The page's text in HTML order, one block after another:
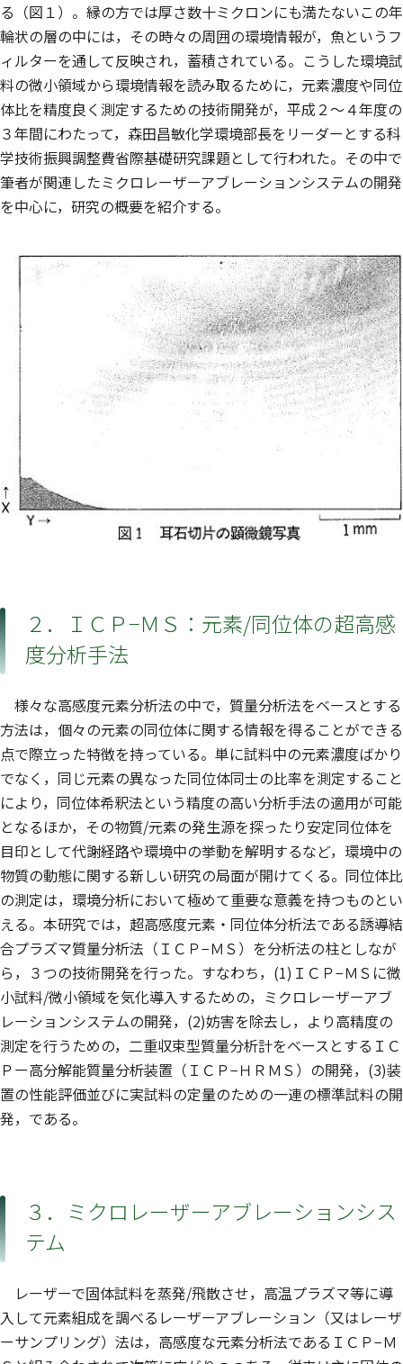
る（図１）。縁の方では厚さ数十ミクロンにも満たないこの年
輪状の層の中には，その時々の周囲の環境情報が，魚というフ
ィルターを通して反映され，蓄積されている。こうした環境試
料の微小領域から環境情報を読み取るために，元素濃度や同位
体比を精度良く測定するための技術開発が，平成２〜４年度の
３年間にわたって，森田昌敏化学環境部長をリーダーとする科
学技術振興調整費省際基礎研究課題として行われた。その中で
筆者が関連したミクロレーザーアブレーションシステムの開発
を中心に，研究の概要を紹介する。
２．ＩＣＰ−ＭＳ：元素/同位体の超高感
度分析手法
様々な高感度元素分析法の中で，質量分析法をベースとする
方法は，個々の元素の同位体に関する情報を得ることができる
点で際立った特徴を持っている。単に試料中の元素濃度ばかり
でなく，同じ元素の異なった同位体同士の比率を測定すること
により，同位体希釈法という精度の高い分析手法の適用が可能
となるほか，その物質/元素の発生源を探ったり安定同位体を
目印として代謝経路や環境中の挙動を解明するなど，環境中の
物質の動態に関する新しい研究の局面が開けてくる。同位体比
の測定は，環境分析において極めて重要な意義を持つものとい
える。本研究では，超高感度元素・同位体分析法である誘導結
合プラズマ質量分析法（ＩＣＰ−ＭＳ）を分析法の柱としなが
ら，３つの技術開発を行った。すなわち，(1)ＩＣＰ−ＭＳに微
小試料/微小領域を気化導入するための，ミクロレーザーアブ
レーションシステムの開発，(2)妨害を除去し，より高精度の
測定を行うための，二重収束型質量分析計をベースとするＩＣ
Ｐー高分解能質量分析装置（ＩＣＰ−ＨＲＭＳ）の開発，(3)装
置の性能評価並びに実試料の定量のための一連の標準試料の開
発，である。
３．ミクロレーザーアブレーションシス
テム
レーザーで固体試料を蒸発/飛散させ，高温プラズマ等に導
入して元素組成を調べるレーザーアブレーション（又はレーザ
ーサンプリング）法は，高感度な元素分析法であるＩＣＰ−Ｍ